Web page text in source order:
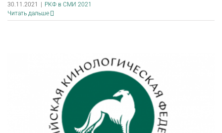
30.11.2021
РКФ в СМИ 2021
Читать дальше